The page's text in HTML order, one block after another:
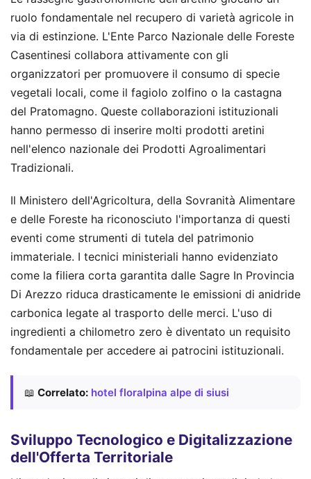
ruolo fondamentale nel recupero di varietà agricole in
via di estinzione. L'Ente Parco Nazionale delle Foreste
Casentinesi collabora attivamente con gli
organizzatori per promuovere il consumo di specie
vegetali locali, come il fagiolo zolfino o la castagna
del Pratomagno. Queste collaborazioni istituzionali
hanno permesso di inserire molti prodotti aretini
nell'elenco nazionale dei Prodotti Agroalimentari
Tradizionali.
Il Ministero dell'Agricoltura, della Sovranità Alimentare
e delle Foreste ha riconosciuto l'importanza di questi
eventi come strumenti di tutela del patrimonio
immateriale. I tecnici ministeriali hanno evidenziato
come la filiera corta garantita dalle Sagre In Provincia
Di Arezzo riduca drasticamente le emissioni di anidride
carbonica legate al trasporto delle merci. L'uso di
ingredienti a chilometro zero è diventato un requisito
fondamentale per accedere ai patrocini istituzionali.
📖 Correlato: hotel floralpina alpe di siusi
Sviluppo Tecnologico e Digitalizzazione
dell'Offerta Territoriale